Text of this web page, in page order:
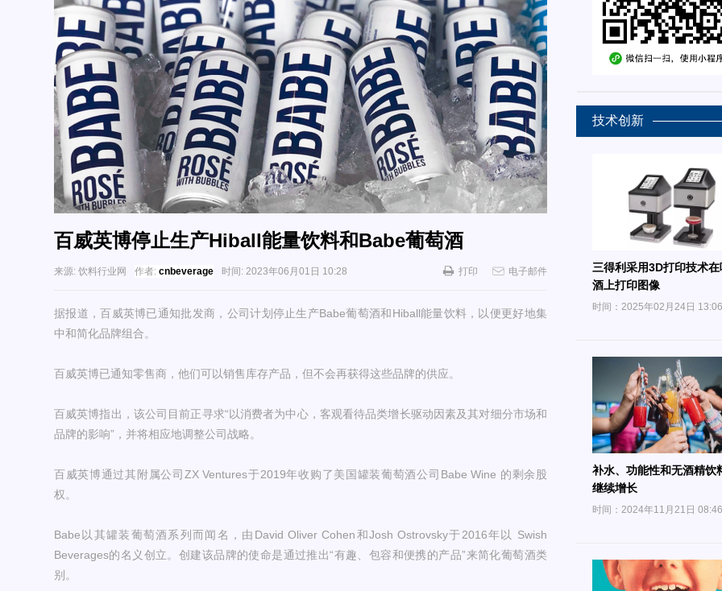
百威英博停止生产Hiball能量饮料和Babe葡萄酒
来源: 饮料行业网 作者: cnbeverage 时间: 2023年06月01日 10:28 打印 电子邮件
据报道，百威英博已通知批发商，公司计划停止生产Babe葡萄酒和Hiball能量饮料，以便更好地集
中和简化品牌组合。
百威英博已通知零售商，他们可以销售库存产品，但不会再获得这些品牌的供应。
百威英博指出，该公司目前正寻求“以消费者为中心，客观看待品类增长驱动因素及其对细分市场和
品牌的影响”，并将相应地调整公司战略。
百威英博通过其附属公司ZX Ventures于2019年收购了美国罐装葡萄酒公司Babe Wine 的剩余股
权。
Babe以其罐装葡萄酒系列而闻名，由David Oliver Cohen和Josh Ostrovsky于2016年以 Swish
Beverages的名义创立。创建该品牌的使命是通过推出“有趣、包容和便携的产品”来简化葡萄酒类
别。
技术创新
三得利采用3D打印技术在
酒上打印图像
时间：2025年02月24日 13:06
补水、功能性和无酒精饮
继续增长
时间：2024年11月21日 08:46